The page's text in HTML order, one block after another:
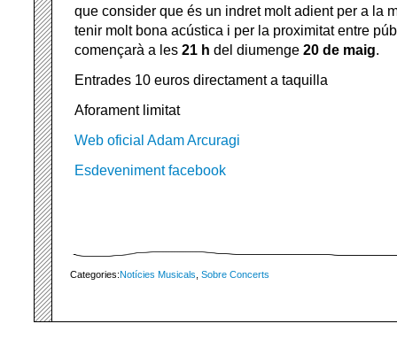
que consider que és un indret molt adient per a la
tenir molt bona acústica i per la proximitat entre
començarà a les 21 h del diumenge 20 de maig.
Entrades 10 euros directament a taquilla
Aforament limitat
Web oficial Adam Arcuragi
Esdeveniment facebook
Categories:Notícies Musicals Sobre Concerts